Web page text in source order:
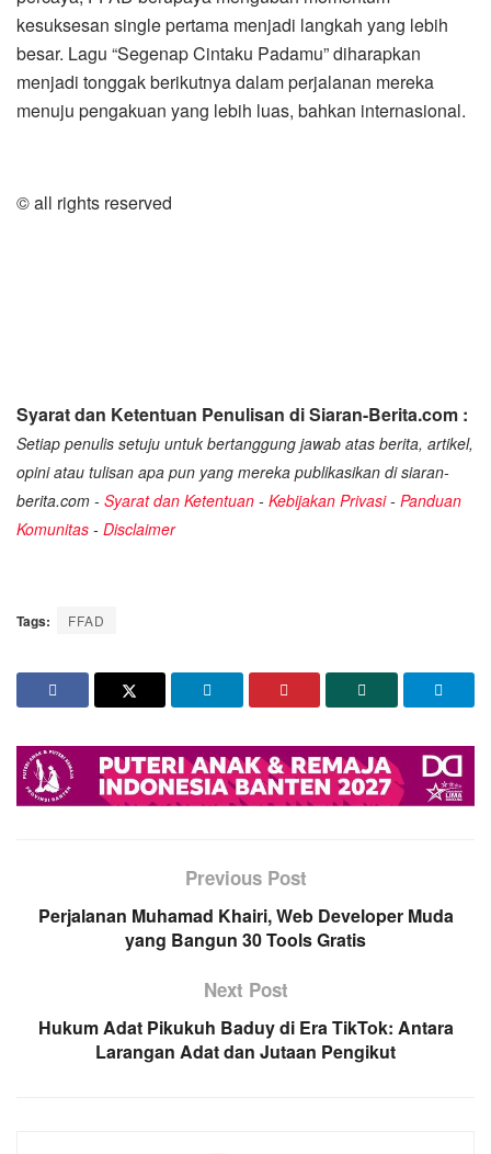
kesuksesan single pertama menjadi langkah yang lebih
besar. Lagu “Segenap Cintaku Padamu” diharapkan
menjadi tonggak berikutnya dalam perjalanan mereka
menuju pengakuan yang lebih luas, bahkan internasional.
© all rights reserved
Syarat dan Ketentuan Penulisan di Siaran-Berita.com :
Setiap penulis setuju untuk bertanggung jawab atas berita, artikel,
opini atau tulisan apa pun yang mereka publikasikan di siaran-
berita.com - Syarat dan Ketentuan - Kebijakan Privasi- Panduan
Komunitas - Disclaimer
Tags: FFAD
Previous Post
Perjalanan Muhamad Khairi, Web Developer Muda
yang Bangun 30 Tools Gratis
Next Post
Hukum Adat Pikukuh Baduy di Era TikTok: Antara
Larangan Adat dan Jutaan Pengikut